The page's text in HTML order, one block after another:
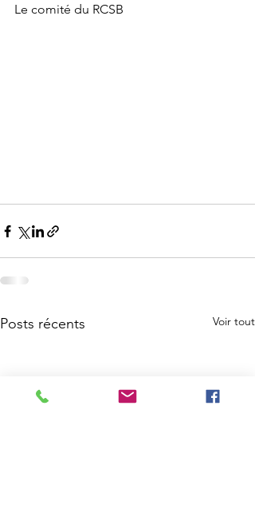
Le comité du RCSB
Posts récents Voir tout